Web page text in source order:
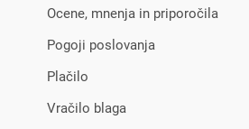
Ocene, mnenja in priporočila
Pogoji poslovanja
Plačilo
Vračilo blaga